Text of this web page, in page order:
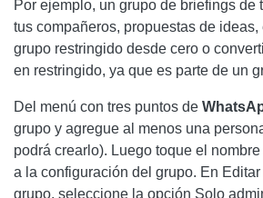
Por ejemplo, un grupo de briefings de
tus compañeros, propuestas de ideas,
grupo restringido desde cero o
en restringido, ya que es parte de un
Del menú con tres puntos de
grupo y agregue al menos una
podrá crearlo). Luego toque el
a la configuración del grupo. En Editar
grupo, seleccione la opción Solo